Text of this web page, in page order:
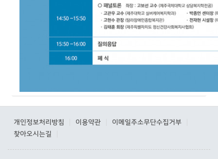
개인정보처리방침 이용약관 이메일주소무단수집거부
찾아오시는길